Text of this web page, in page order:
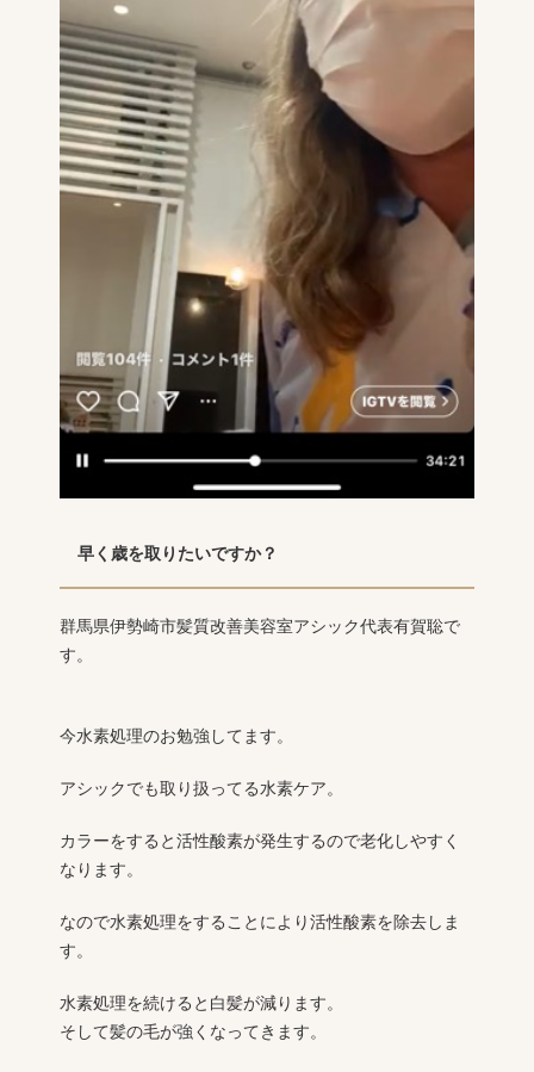
早く歳を取りたいですか？
群馬県伊勢崎市髪質改善美容室アシック代表有賀聡で
す。
今水素処理のお勉強してます。
アシックでも取り扱ってる水素ケア。
カラーをすると活性酸素が発生するので老化しやすく
なります。
なので水素処理をすることにより活性酸素を除去しま
す。
水素処理を続けると白髪が減ります。
そして髪の毛が強くなってきます。